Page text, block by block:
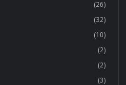
(26)
(32)
(10)
(2)
(2)
(3)